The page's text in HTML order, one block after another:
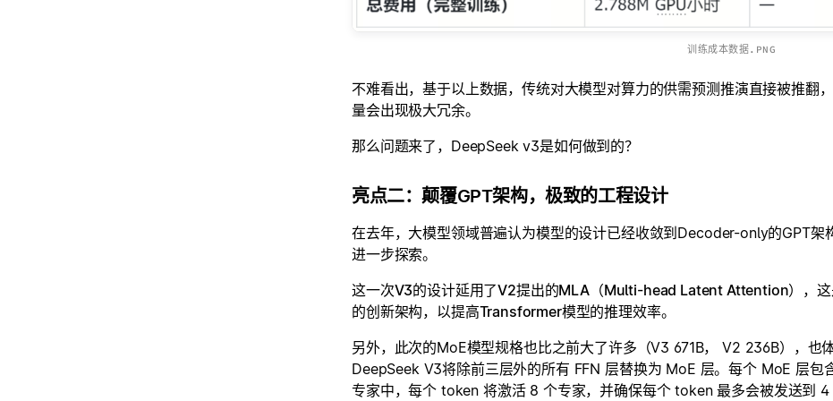
训练成本数据.PNG
不难看出，基于以上数据，传统对大模型对算力的供需预测推演直接被推翻
量会出现极大冗余。
那么问题来了，DeepSeek v3是如何做到的？
亮点二：颠覆GPT架构，极致的工程设计
在去年，大模型领域普遍认为模型的设计已经收敛到Decoder-only的GPT架
进一步探索。
这一次V3的设计延用了V2提出的MLA（Multi-head Latent Attention），
的创新架构，以提高Transformer模型的推理效率。
另外，此次的MoE模型规格也比之前大了许多（V3 671B， V2 236B），也
DeepSeek V3将除前三层外的所有 FFN 层替换为 MoE 层。每个 MoE 层包
专家中，每个 token 将激活 8 个专家，并确保每个 token 最多会被发送到 4